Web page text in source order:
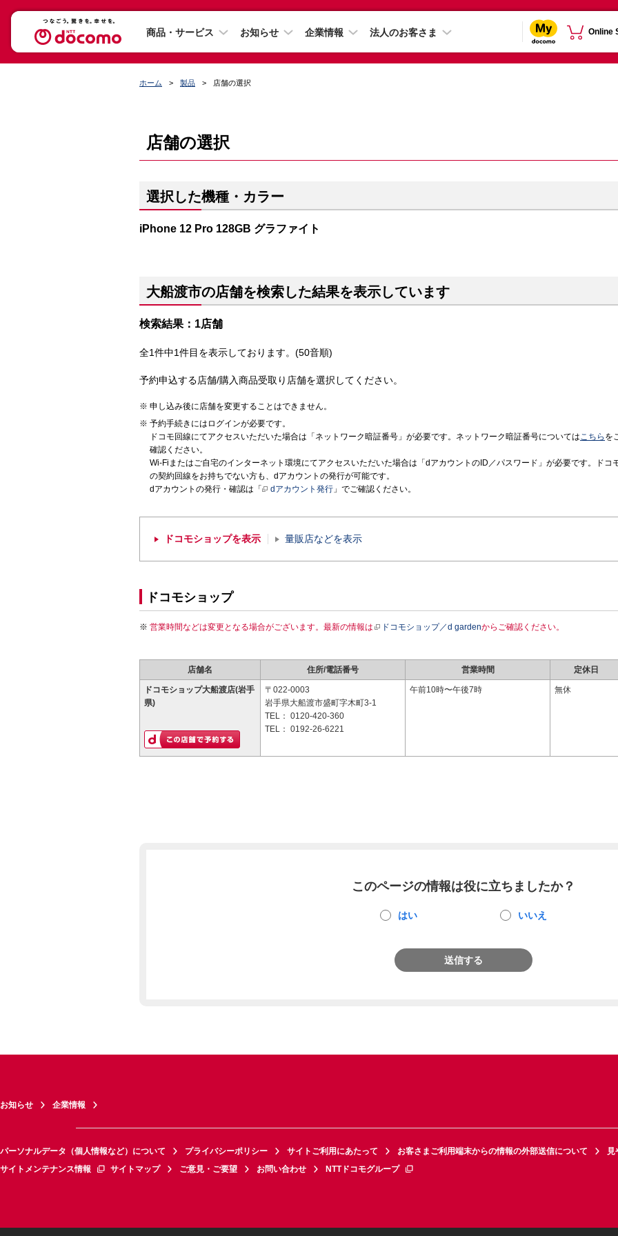
商品・サービス お知らせ 企業情報 法人のお客さま Online
ホーム 製品 店舗の選択
店舗の選択
選択した機種・カラー
iPhone 12 Pro 128GB グラファイト
大船渡市の店舗を検索した結果を表示しています
検索結果：1店舗
全1件中1件目を表示しております。(50音順)
予約申込する店舗/購入商品受取り店舗を選択してください。
申し込み後に店舗を変更することはできません。
予約手続きにはログインが必要です。
ドコモ回線にてアクセスいただいた場合は「ネットワーク暗証番号」が必要です。ネットワーク暗証番号についてはこちら を
確認ください。
Wi-Fiまたはご自宅のインターネット環境にてアクセスいただいた場合は「dアカウントのID／パスワード」が必要です。ドコ
の契約回線をお持ちでない方も、dアカウントの発行が可能です。
dアカウントの発行・確認は「
dアカウント発行 」でご確認ください。
ドコモショップを表示 量販店などを表示
ドコモショップ
営業時間などは変更となる場合がございます。最新の情報は ドコモショップ／d gardenからご確認ください。
店舗名 住所/電話番号 営業時間 定休日
ドコモショップ大船渡店(岩手
県)
〒022-0003
岩手県大船渡市盛町字木町3-1
TEL： 0120-420-360
TEL： 0192-26-6221
午前10時〜午後7時 無休
このページの情報は役に立ちましたか？
はい いいえ
送信する
お知らせ 企業情報
パーソナルデータ（個人情報など）について プライバシーポリシー サイトご利用にあたって お客さまご利用端末からの情報の外部送信について
見
サイトメンテナンス情報
サイトマップ ご意見・ご要望 お問い合わせ NTTドコモグループ